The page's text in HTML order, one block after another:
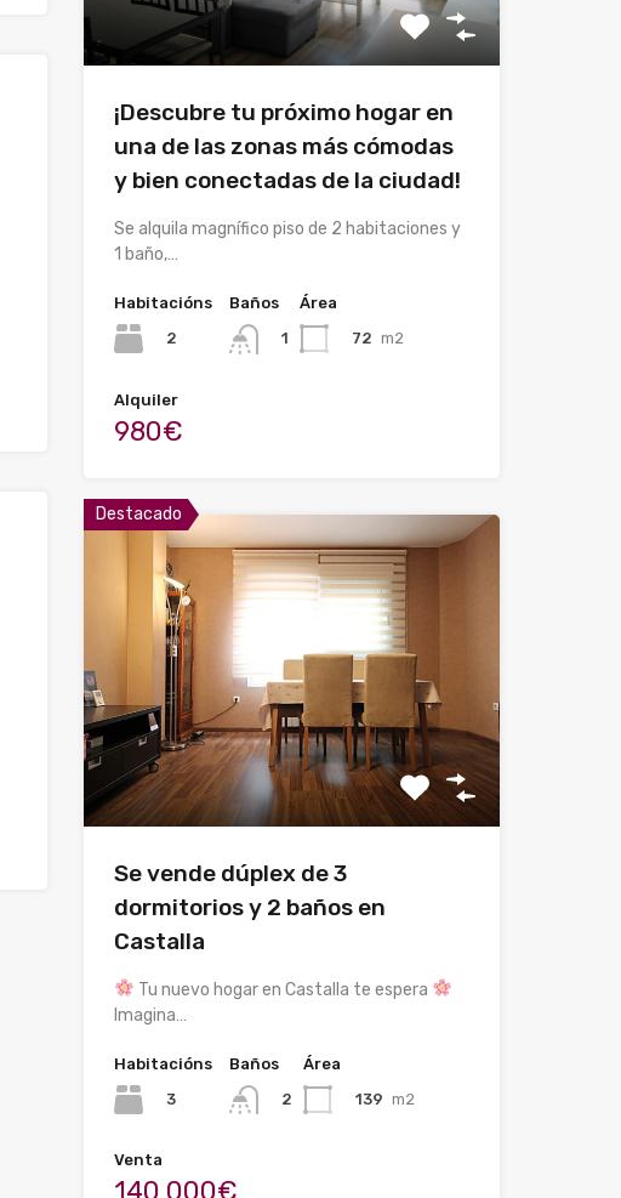
¡Descubre tu próximo hogar en
una de las zonas más cómodas
y bien conectadas de la ciudad!
Se alquila magnífico piso de 2 habitaciones y
1 baño,…
Habitacións
2
Baños
1
Área
72 m2
Alquiler
980€
Destacado
Se vende dúplex de 3
dormitorios y 2 baños en
Castalla
Tu nuevo hogar en Castalla te espera
Imagina…
Habitacións
3
Baños
2
Área
139 m2
Venta